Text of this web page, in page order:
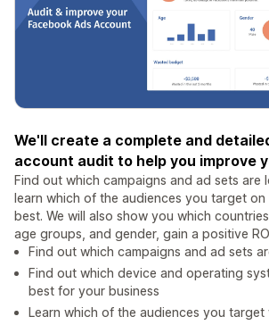
We'll create a complete and
account audit to help you improve
Find out which campaigns and ad sets are
learn which of the audiences you target
best. We will also show you which
age groups, and gender, gain a positive
Find out which campaigns and ad sets
Find out which device and operating
best for your business
Learn which of the audiences you